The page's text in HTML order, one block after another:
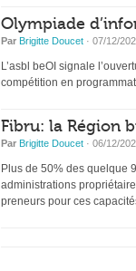
Olympiade
Par Brigitte Doucet · 07/12/
L’asbl beOI signale
compétition en
Fibru: la Région
Par Brigitte Doucet · 06/12/
Plus de 50% des quelque
administrations
preneurs pour ces